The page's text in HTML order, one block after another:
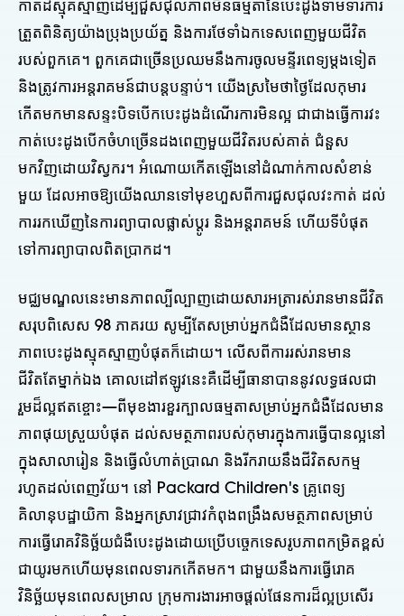
កាត់ដ៏ស្មុគស្មាញដើម្បីជួសជុលភាពមិនធម្មតានៃបេះដូងទាមទារការ
ត្រួតពិនិត្យយ៉ាងប្រុងប្រយ័ត្ន និងការថែទាំឯកទេសពេញមួយជីវិត
របស់ពួកគេ។ ពួកគេជាច្រើនប្រឈមនឹងការចូលមន្ទីរពេទ្យម្តងទៀត
និងត្រូវការអន្តរាគមន៍ជាបន្តបន្ទាប់។ យើងស្រមៃថាថ្ងៃដែលកុមារ
កើតមកមានសន្ទះបិទបើកបេះដូងដំណើរការមិនល្អ ជាជាងធ្វើការវះ
កាត់បេះដូងបើកចំហច្រើនដងពេញមួយជីវិតរបស់គាត់ ជំនួស
មកវិញដោយវិស្វករ។ អំណោយកើតឡើងនៅដំណាក់កាលសំខាន់
មួយ ដែលអាចឱ្យយើងឈានទៅមុខហួសពីការជួសជុលវះកាត់ ដល់
ការរកឃើញនៃការព្យាបាលផ្លាស់ប្តូរ និងអន្តរាគមន៍ ហើយទីបំផុត
ទៅការព្យាបាលពិតប្រាកដ។
មជ្ឈមណ្ឌលនេះមានភាពល្បីល្បាញដោយសារអត្រារស់រានមានជីវិត
សរុបពិសេស 98 ភាគរយ សូម្បីតែសម្រាប់អ្នកជំងឺដែលមានស្ថាន
ភាពបេះដូងស្មុគស្មាញបំផុតក៏ដោយ។ លើសពីការរស់រានមាន
ជីវិតតែម្នាក់ឯង គោលដៅឥឡូវនេះគឺដើម្បីធានាបាននូវលទ្ធផលជា
រួមដ៏ល្អឥតខ្ចោះ—ពីមុខងារខួរក្បាលធម្មតាសម្រាប់អ្នកជំងឺដែលមាន
ភាពផុយស្រួយបំផុត ដល់សមត្ថភាពរបស់កុមារក្នុងការធ្វើបានល្អនៅ
ក្នុងសាលារៀន និងធ្វើលំហាត់ប្រាណ និងរីករាយនឹងជីវិតសកម្ម
រហូតដល់ពេញវ័យ។ នៅ Packard Children's គ្រូពេទ្យ
គិលានុបដ្ឋាយិកា និងអ្នកស្រាវជ្រាវកំពុងពង្រឹងសមត្ថភាពសម្រាប់
ការធ្វើរោគវិនិច្ឆ័យជំងឺបេះដូងដោយប្រើបច្ចេកទេសរូបភាពកម្រិតខ្ពស់
ជាយូរមកហើយមុនពេលទារកកើតមក។ ជាមួយនឹងការធ្វើរោគ
វិនិច្ឆ័យមុនពេលសម្រាល ក្រុមការងារអាចផ្តល់ផែនការដ៏ល្អប្រសើរ